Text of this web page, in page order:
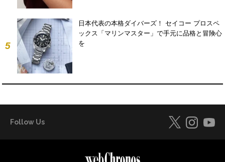
5
日本代表の本格ダイバーズ！ セイコー プロスペ
ックス「マリンマスター」で手元に品格と冒険心
を
Follow Us